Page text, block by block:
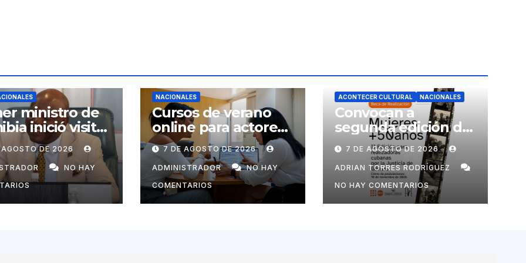
ministro de
inició visita
a Cuba por
de
Marrero
AGOSTO DE 2026
NO HAY
NACIONALES
Cursos de verano
online para actores
económicos y
estatales
7 DE AGOSTO DE 2026
ADMINISTRADOR
NO HAY
COMENTARIOS
ACONTECER CULTURAL NACIONALES
Convocan a
segunda edición de
Beca para
realizadoras
mayores de 50 años
7 DE AGOSTO DE 2026
ADRIAN TORRES RODRÍGUEZ
NO HAY COMENTARIOS